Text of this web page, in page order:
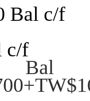
Bal c/f
c/f